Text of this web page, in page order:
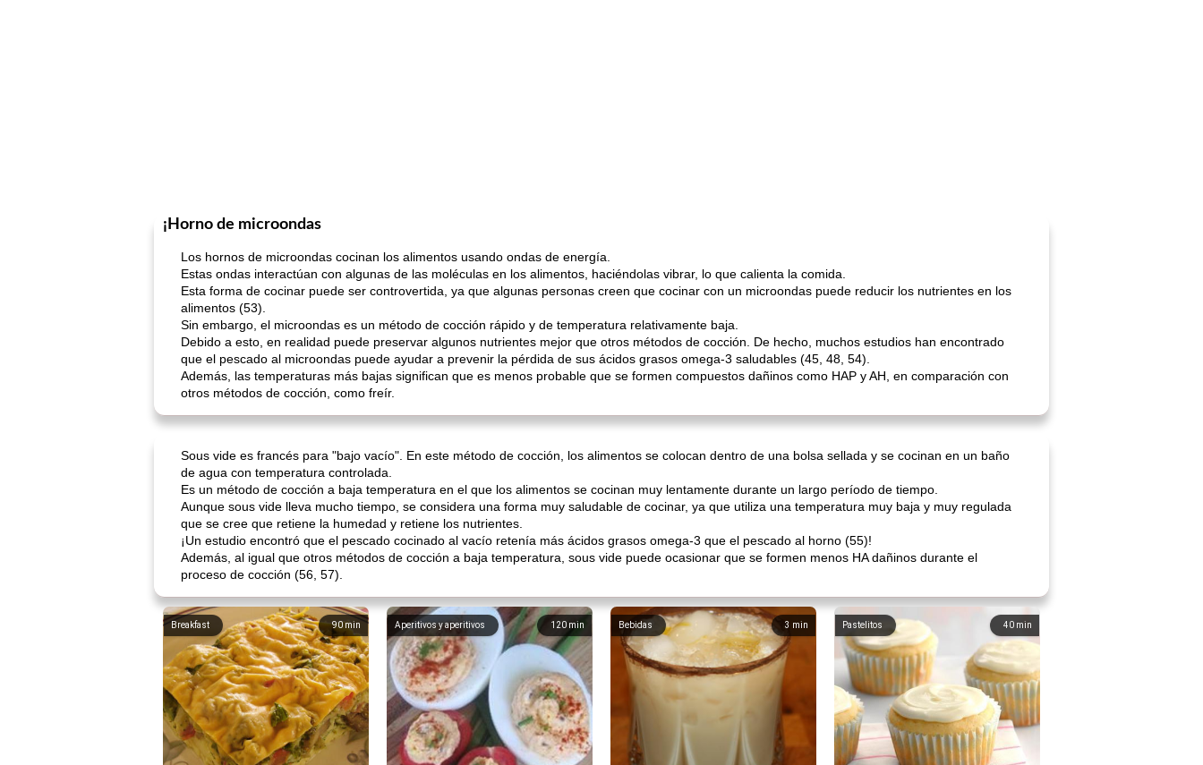
¡Horno de microondas
Los hornos de microondas cocinan los alimentos usando ondas de energía.
Estas ondas interactúan con algunas de las moléculas en los alimentos, haciéndolas vibrar, lo que calienta la comida.
Esta forma de cocinar puede ser controvertida, ya que algunas personas creen que cocinar con un microondas puede reducir los nutrientes en los
alimentos (53).
Sin embargo, el microondas es un método de cocción rápido y de temperatura relativamente baja.
Debido a esto, en realidad puede preservar algunos nutrientes mejor que otros métodos de cocción. De hecho, muchos estudios han encontrado
que el pescado al microondas puede ayudar a prevenir la pérdida de sus ácidos grasos omega-3 saludables (45, 48, 54).
Además, las temperaturas más bajas significan que es menos probable que se formen compuestos dañinos como HAP y AH, en comparación con
otros métodos de cocción, como freír.
Sous vide es francés para "bajo vacío". En este método de cocción, los alimentos se colocan dentro de una bolsa sellada y se cocinan en un baño
de agua con temperatura controlada.
Es un método de cocción a baja temperatura en el que los alimentos se cocinan muy lentamente durante un largo período de tiempo.
Aunque sous vide lleva mucho tiempo, se considera una forma muy saludable de cocinar, ya que utiliza una temperatura muy baja y muy regulada
que se cree que retiene la humedad y retiene los nutrientes.
¡Un estudio encontró que el pescado cocinado al vacío retenía más ácidos grasos omega-3 que el pescado al horno (55)!
Además, al igual que otros métodos de cocción a baja temperatura, sous vide puede ocasionar que se formen menos HA dañinos durante el
proceso de cocción (56, 57).
90min
Breakfast 120 min
Aperitivos y aperitivos 3 min
Bebidas 40 min
Pastelitos